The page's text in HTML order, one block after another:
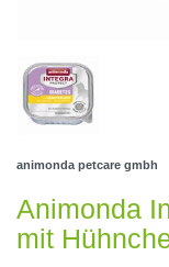
animonda petcare gmbh
Animonda
mit